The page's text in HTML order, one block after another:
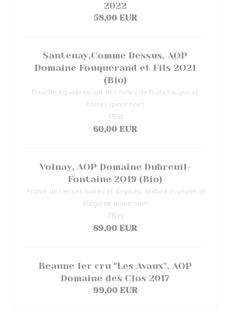
2022
58,00 EUR
Santenay,Comme Dessus, AOP
Domaine Fouquerand et Fils 2O21
(Bio)
Bouche équilibrée sur des notes de fruits rouges et
boisés (pinot noir)
60,00 EUR
75 cl
Volnay, AOP Domaine Dubreuil-
Fontaine 2O19 (Bio)
Arôme de cerises noires et d’épices, texture soyeuse et
élégante (pinot noir)
89,00 EUR
75 cl
Beaune 1er cru "Les Avaux", AOP
Domaine des Clos 2017
99,00 EUR